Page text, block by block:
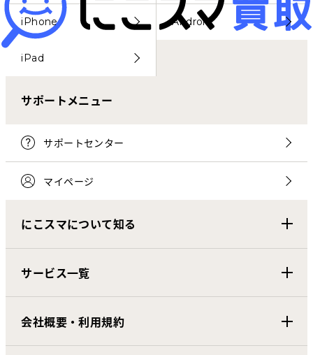
iPhone Android
iPad
サポートメニュー
サポートセンター
マイページ
にこスマについて知る
サービス一覧
会社概要・利用規約